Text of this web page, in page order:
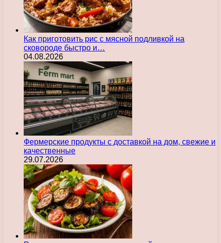
Как приготовить рис с мясной подливкой на
сковороде быстро и…
04.08.2026
Фермерские продукты с доставкой на дом, свежие и
качественные
29.07.2026